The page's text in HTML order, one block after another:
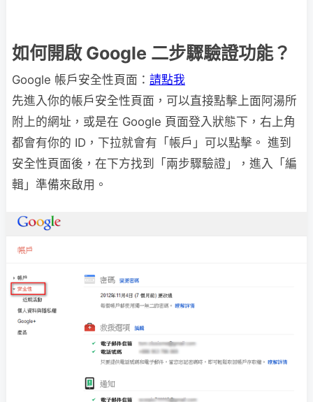
如何開啟 Google 二步驟驗證功能？
Google 帳戶安全性頁面： 請點我
先進入你的帳戶安全性頁面，可以直接點擊上面阿湯所
附上的網址，或是在 Google 頁面登入狀態下，右上角
都會有你的 ID，下拉就會有「帳戶」可以點擊。 進到
安全性頁面後，在下方找到「兩步驟驗證」，進入「編
輯」準備來啟用。